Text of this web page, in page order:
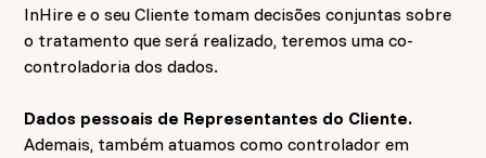
InHire e o seu Cliente tomam decisões conjuntas sobre
o tratamento que será realizado, teremos uma co-
controladoria dos dados.
Dados pessoais de Representantes do Cliente.
Ademais, também atuamos como controlador em